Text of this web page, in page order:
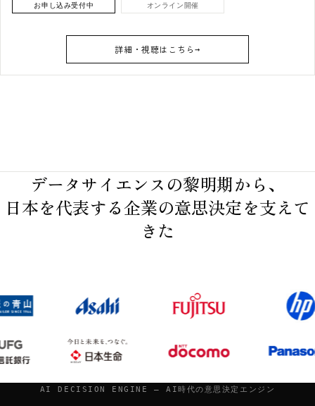
お申し込み受付中 オンライン開催
詳細・視聴はこちら
データサイエンスの黎明期から、
日本を代表する企業の意思決定を支えて
きた
AI DECISION ENGINE — AI時代の意思決定エンジン